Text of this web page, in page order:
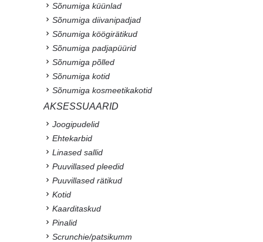
Sõnumiga küünlad
Sõnumiga diivanipadjad
Sõnumiga köögirätikud
Sõnumiga padjapüürid
Sõnumiga põlled
Sõnumiga kotid
Sõnumiga kosmeetikakotid
AKSESSUAARID
Joogipudelid
Ehtekarbid
Linased sallid
Puuvillased pleedid
Puuvillased rätikud
Kotid
Kaarditaskud
Pinalid
Scrunchie/patsikumm